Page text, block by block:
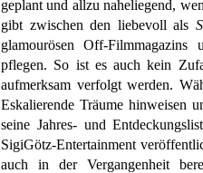
geplant und allzu naheliegend,
gibt zwischen den liebevoll als
glamourösen Off-
pflegen. So ist es auch kein
aufmerksam verfolgt werden.
Eskalierende Träume hinweisen
seine Jahres- und
SigiGötz-Entertainment
auch in der Vergangenheit